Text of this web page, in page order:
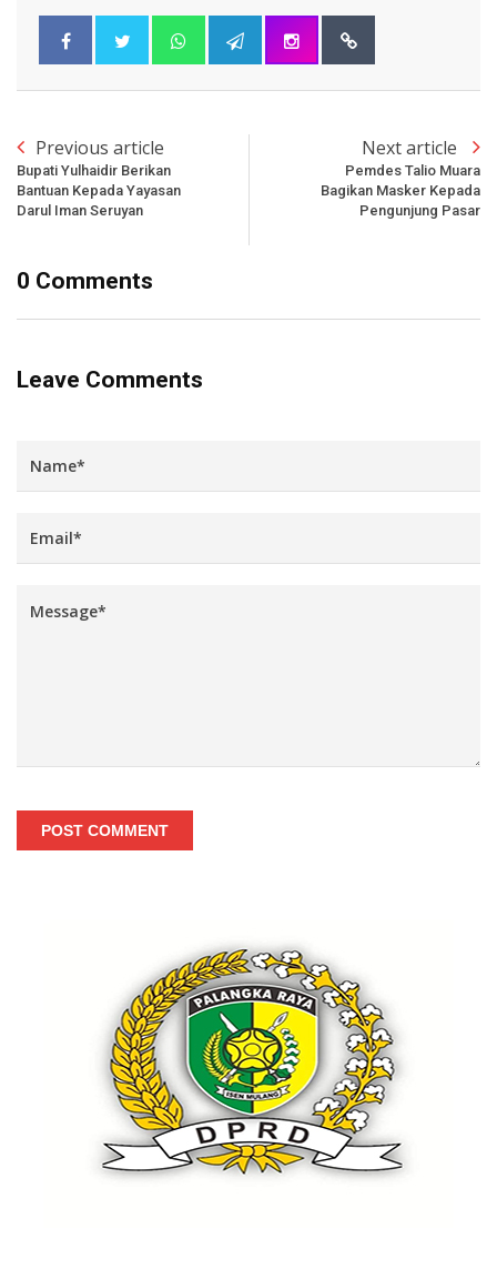
Previous article
Bupati Yulhaidir Berikan
Bantuan Kepada Yayasan
Darul Iman Seruyan
Next article
Pemdes Talio Muara
Bagikan Masker Kepada
Pengunjung Pasar
0 Comments
Leave Comments
POST COMMENT